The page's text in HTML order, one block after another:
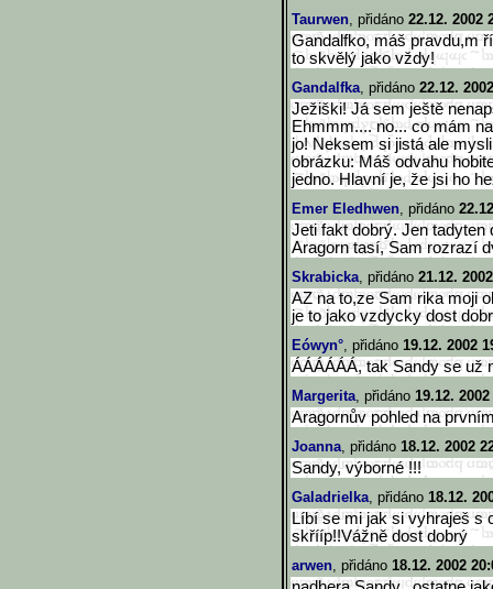
Taurwen, přidáno 22.12. 2002
Gandalfko, máš pravdu,m
to skvělý jako vždy!
Gandalfka, přidáno 22.12.
Ježiški! Já sem ještě
Ehmmm.... no... co mám
jo! Neksem si jistá ale
obrázku: Máš odvahu
jedno. Hlavní je, že jsi ho
Emer Eledhwen, přidáno
Jeti fakt dobrý. Jen
Aragorn tasí, Sam rozrazí
Skrabicka, přidáno 21.12.
AZ na to,ze Sam rika moji
je to jako vzdycky dost
Eówyn°, přidáno 19.12. 2002
ÁÁÁÁÁÁ, tak Sandy se už
Margerita, přidáno 19.12.
Aragornův pohled na
Joanna, přidáno 18.12. 2002
Sandy, výborné !!!
Galadrielka, přidáno 18.12.
Líbí se mi jak si vyhraješ s
skřííp!!Vážně dost dobrý
arwen, přidáno 18.12. 2002